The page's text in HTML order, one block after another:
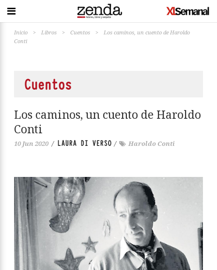
Inicio > Libros > Cuentos >
Los caminos, un cuento de Haroldo
Conti
Cuentos
Los caminos, un cuento de Haroldo
Conti
10 Jun 2020 / LAURA DI VERSO / Haroldo Conti